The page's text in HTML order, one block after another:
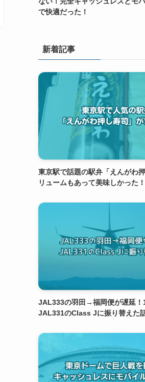
で快適だった！
新着記事
東京駅で話題の駅弁「えんがわ
リュームもあって美味しかった！
JAL333の羽田→福岡便が遅延！
JAL331のClass Jに振り替えた